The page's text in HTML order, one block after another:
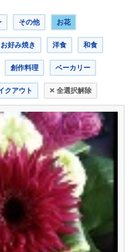
その他 お花
お好み焼き 洋食 和食
創作料理 ベーカリー
クアウト × 全選択解除